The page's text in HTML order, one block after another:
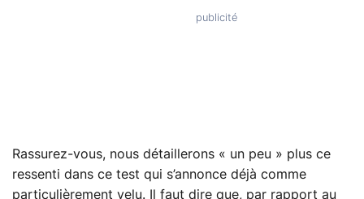
Rassurez-vous, nous détaillerons « un peu » plus ce
ressenti dans ce test qui s’annonce déjà comme
particulièrement velu. Il faut dire que, par rapport au